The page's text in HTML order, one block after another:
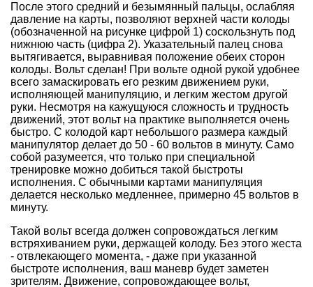
После этого средний и безымянный пальцы, ослабляя
давление на карты, позволяют верхней части колоды
(обозначенной на рисунке цифрой 1) соскользнуть под
нижнюю часть (цифра 2). Указательный палец снова
вытягивается, выравнивая положение обеих сторон
колоды. Вольт сделан! При вольте одной рукой удобнее
всего замаскировать его резким движением руки,
исполняющей манипуляцию, и легким жестом другой
руки. Несмотря на кажущуюся сложность и трудность
движений, этот вольт на практике выполняется очень
быстро. С колодой карт небольшого размера каждый
манипулятор делает до 50 - 60 вольтов в минуту. Само
собой разумеется, что только при специальной
тренировке можно добиться такой быстроты
исполнения. С обычными картами манипуляция
делается несколько медленнее, примерно 45 вольтов в
минуту.
Такой вольт всегда должен сопровождаться легким
встряхиванием руки, держащей колоду. Без этого жеста
- отвлекающего момента, - даже при указанной
быстроте исполнения, ваш маневр будет заметен
зрителям. Движение, сопровождающее вольт,